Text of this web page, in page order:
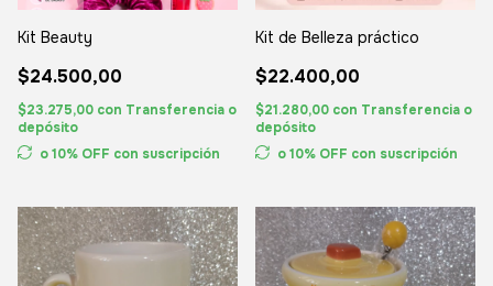
Kit Beauty
$24.500,00
$23.275,00 con Transferencia o
depósito
o 10% OFF con suscripción
Kit de Belleza práctico
$22.400,00
$21.280,00 con Transferencia o
depósito
o 10% OFF con suscripción